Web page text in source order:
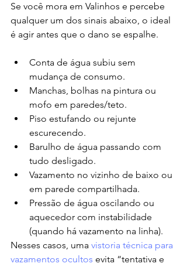
Se você mora em Valinhos e percebe
qualquer um dos sinais abaixo, o ideal
é agir antes que o dano se espalhe.
Conta de água subiu sem
mudança de consumo.
Manchas, bolhas na pintura ou
mofo em paredes/teto.
Piso estufando ou rejunte
escurecendo.
Barulho de água passando com
tudo desligado.
Vazamento no vizinho de baixo ou
em parede compartilhada.
Pressão de água oscilando ou
aquecedor com instabilidade
(quando há vazamento na linha).
Nesses casos, uma vistoria técnica para
vazamentos ocultos evita “tentativa e